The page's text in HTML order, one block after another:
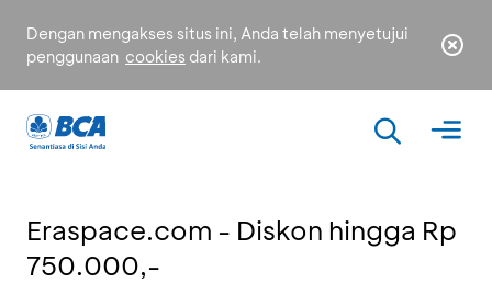
Dengan mengakses situs ini, Anda telah menyetujui
penggunaan cookies dari kami.
Eraspace.com - Diskon hingga Rp
750.000,-